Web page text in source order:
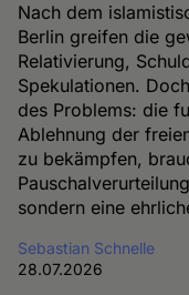
Nach dem
Berlin greifen die
Relativierung,
Spekulationen.
des Problems: die
Ablehnung der
zu bekämpfen,
sondern eine
Sebastian Schnelle
28.07.2026